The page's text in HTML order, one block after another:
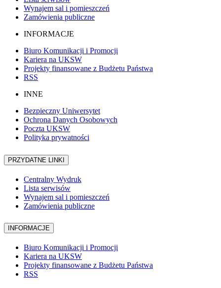
Wynajem sal i pomieszczeń
Zamówienia publiczne
INFORMACJE
Biuro Komunikacji i Promocji
Kariera na UKSW
Projekty finansowane z Budżetu Państwa
RSS
INNE
Bezpieczny Uniwersytet
Ochrona Danych Osobowych
Poczta UKSW
Polityka prywatności
PRZYDATNE LINKI
Centralny Wydruk
Lista serwisów
Wynajem sal i pomieszczeń
Zamówienia publiczne
INFORMACJE
Biuro Komunikacji i Promocji
Kariera na UKSW
Projekty finansowane z Budżetu Państwa
RSS